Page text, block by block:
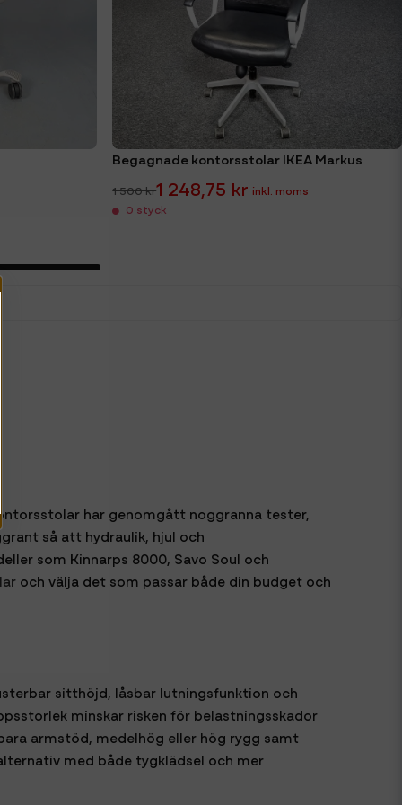
Begagnade kontorsstolar IKEA Markus
1 500 kr1 248,75 kr
0 styck
har genomgått noggranna tester,
så att hydraulik, hjul och
som Kinnarps 8000, Savo Soul och
och välja det som passar både din budget och
sitthöjd, låsbar lutningsfunktion och
minskar risken för belastningsskador
armstöd, medelhög eller hög rygg samt
med både tygklädsel och mer